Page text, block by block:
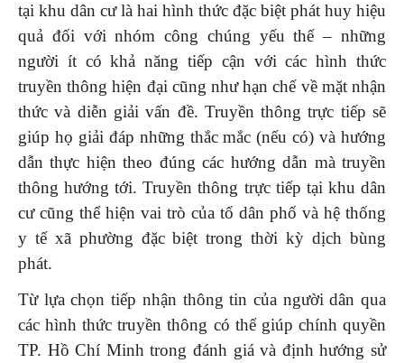
tại khu dân cư là hai hình thức đặc biệt phát huy hiệu
quả đối với nhóm công chúng yếu thế – những
người ít có khả năng tiếp cận với các hình thức
truyền thông hiện đại cũng như hạn chế về mặt nhận
thức và diễn giải vấn đề. Truyền thông trực tiếp sẽ
giúp họ giải đáp những thắc mắc (nếu có) và hướng
dẫn thực hiện theo đúng các hướng dẫn mà truyền
thông hướng tới. Truyền thông trực tiếp tại khu dân
cư cũng thể hiện vai trò của tổ dân phố và hệ thống
y tế xã phường đặc biệt trong thời kỳ dịch bùng
phát.
Từ lựa chọn tiếp nhận thông tin của người dân qua
các hình thức truyền thông có thể giúp chính quyền
TP. Hồ Chí Minh trong đánh giá và định hướng sử